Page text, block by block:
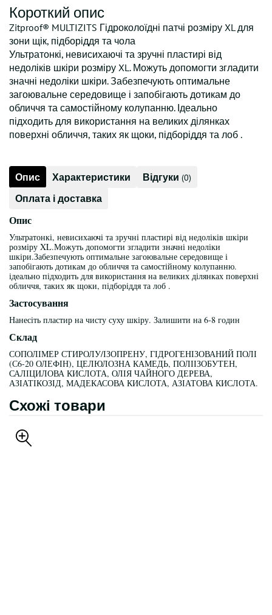
Короткий опис
Zitproof® MULTIZITS Гідроколоїдні патчі розміру XL для
зони щік, підборіддя та чола
Ультратонкі, невисихаючі та зручні пластирі від
недоліків шкіри розміру XL. Можуть допомогти згладити
значні недоліки шкіри. Забезпечують оптимальне
загоювальне середовище і запобігають дотикам до
обличчя та самостійному колупанню. Ідеально
підходить для використання на великих ділянках
поверхні обличчя, таких як щоки, підборіддя та лоб .
Опис Характеристики Відгуки (0)
Оплата і доставка
Опис
Ультратонкі, невисихаючі та зручні пластирі від недоліків шкіри
розміру XL.Можуть допомогти згладити значні недоліки
шкіри.Забезпечують оптимальне загоювальне середовище і
запобігають дотикам до обличчя та самостійному колупанню.
ідеально підходить для використання на великих ділянках поверхні
обличчя, таких як щоки, підборіддя та лоб .
Застосування
Нанесіть пластир на чисту суху шкіру. Залишити на 6-8 годин
Склад
СОПОЛІМЕР СТИРОЛУ/ІЗОПРЕНУ, ГІДРОГЕНІЗОВАНИЙ ПОЛІ
(С6-20 ОЛЕФІН), ЦЕЛЮЛОЗНА КАМЕДЬ, ПОЛІІЗОБУТЕН,
САЛІЦИЛОВА КИСЛОТА, ОЛІЯ ЧАЙНОГО ДЕРЕВА,
АЗІАТІКОЗІД, МАДЕКАСОВА КИСЛОТА, АЗІАТОВА КИСЛОТА.
Схожі товари